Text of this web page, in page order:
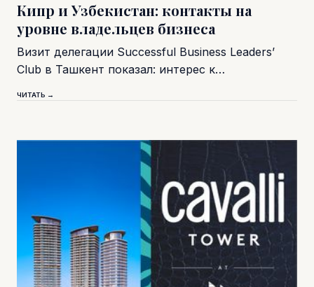
Кипр и Узбекистан: контакты на
уровне владельцев бизнеса
Визит делегации Successful Business Leaders’
Club в Ташкент показал: интерес к…
ЧИТАТЬ →